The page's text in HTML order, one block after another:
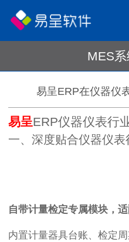
MES
易呈ERP在仪器仪
易呈ERP仪器仪表行
一、深度贴合仪器仪
自带计量检定专属模块，
内置计量器具台账、检定